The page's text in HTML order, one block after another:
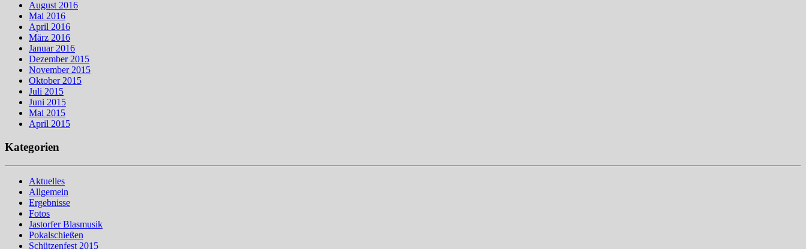
August 2016
Mai 2016
April 2016
März 2016
Januar 2016
Dezember 2015
November 2015
Oktober 2015
Juli 2015
Juni 2015
Mai 2015
April 2015
Kategorien
Aktuelles
Allgemein
Ergebnisse
Fotos
Jastorfer Blasmusik
Pokalschießen
Schützenfest 2015